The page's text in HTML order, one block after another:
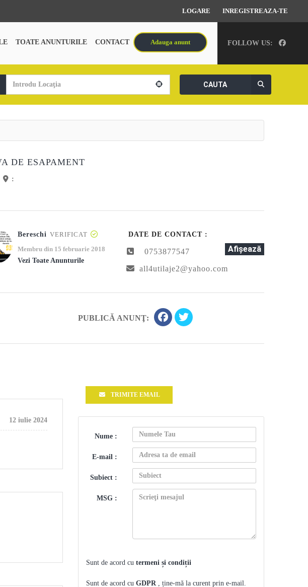
LOGARE INREGISTREAZA-TE
FOLLOW US:
Adauga anunt
TOATE ANUNTURILE CONTACT
CAUTA
DE ESAPAMENT
:
Bereschi VERIFICAT
Membru din 15 februarie 2018
Vezi Toate Anunturile
DATE DE CONTACT :
0753877547 Afişează
all4utilaje2@yahoo.com
PUBLICĂ ANUNŢ:
12 iulie 2024
TRIMITE EMAIL
Nume :
E-mail :
Subiect :
MSG :
Sunt de acord cu termeni și condiții
Sunt de acord cu GDPR , ține-mă la curent prin e-mail.